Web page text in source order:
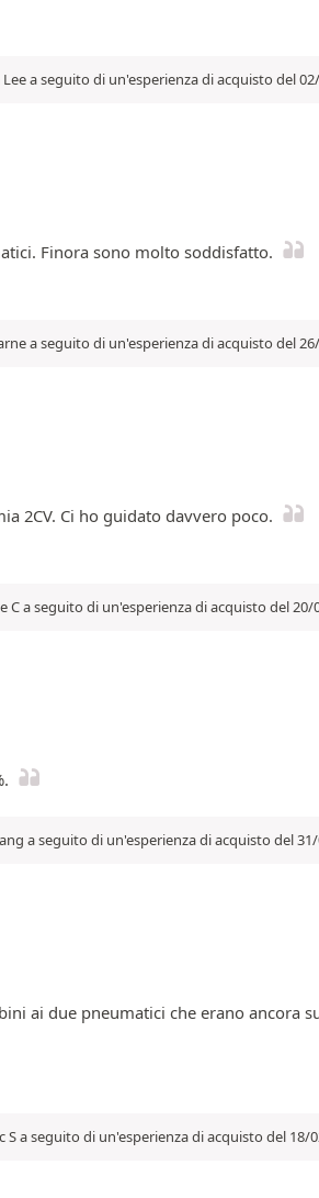
a seguito di un'esperienza di acquisto del
Finora sono molto soddisfatto.
a seguito di un'esperienza di acquisto del
2CV. Ci ho guidato davvero poco.
a seguito di un'esperienza di acquisto del 20/
a seguito di un'esperienza di acquisto del
ai due pneumatici che erano ancora
a seguito di un'esperienza di acquisto del 18/